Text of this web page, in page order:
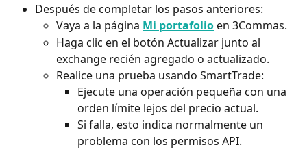
Después de completar los pasos anteriores:
Vaya a la página Mi portafolio en 3Commas.
Haga clic en el botón Actualizar junto al
exchange recién agregado o actualizado.
Realice una prueba usando SmartTrade:
Ejecute una operación pequeña con una
orden límite lejos del precio actual.
Si falla, esto indica normalmente un
problema con los permisos API.